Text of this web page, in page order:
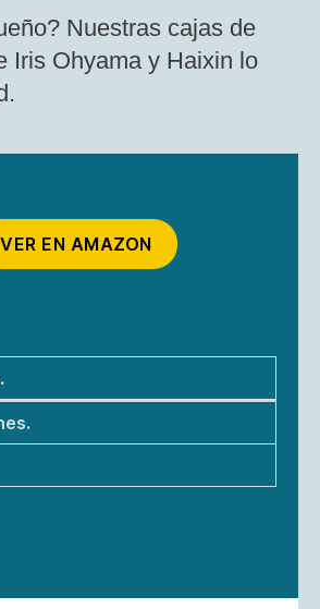
Nuestras cajas de
Iris Ohyama y Haixin lo
VER EN AMAZON